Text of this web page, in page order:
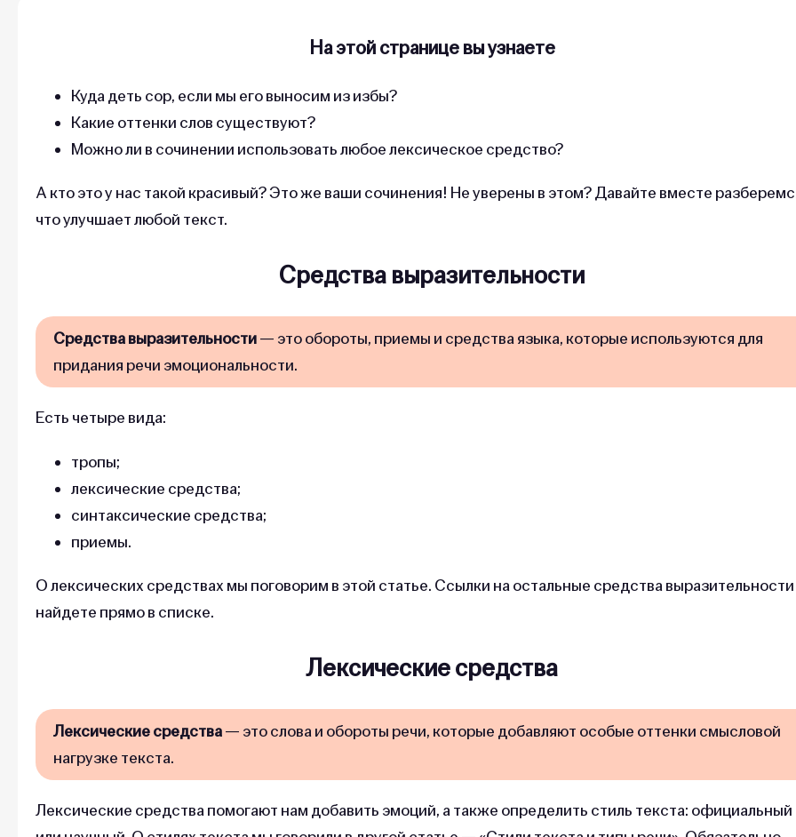
На этой странице вы узнаете
Куда деть сор, если мы его выносим из избы?
Какие оттенки слов существуют?
Можно ли в сочинении использовать любое лексическое средство?
А кто это у нас такой красивый? Это же ваши сочинения! Не уверены в этом? Давайте вместе
что улучшает любой текст.
Средства выразительности
Средства выразительности— это обороты, приемы и средства языка, которые используются для
придания речи эмоциональности.
Есть четыре вида:
тропы;
лексические средства;
синтаксические средства;
приемы.
О лексических средствах мы поговорим в этой статье. Ссылки на остальные средства
найдете прямо в списке.
Лексические средства
Лексические средства— это слова и обороты речи, которые добавляют особые оттенки смысловой
нагрузке текста.
Лексические средства помогают нам добавить эмоций, а также определить стиль текста: официальный